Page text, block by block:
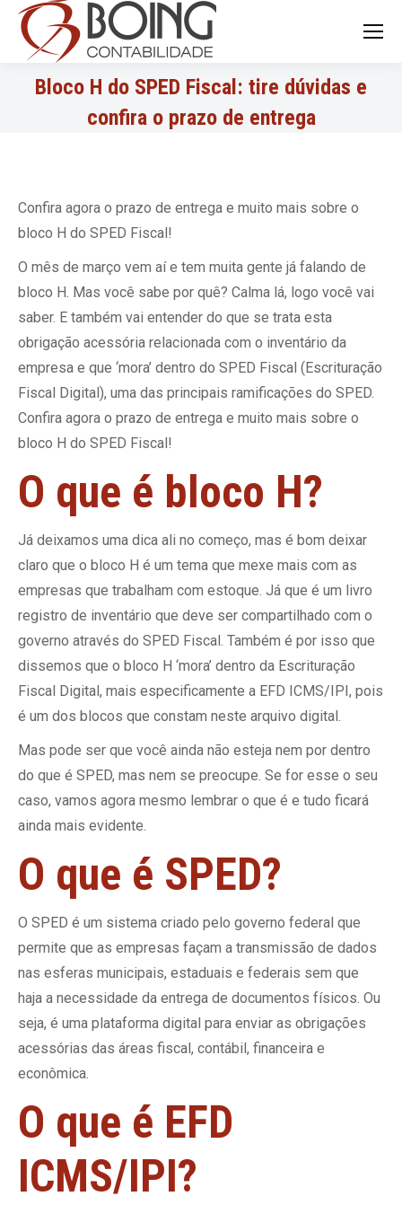
Search:
Bloco H do SPED Fiscal: tire dúvidas e
confira o prazo de entrega
Confira agora o prazo de entrega e muito mais sobre o
bloco H do SPED Fiscal!
O mês de março vem aí e tem muita gente já falando de
bloco H. Mas você sabe por quê? Calma lá, logo você vai
saber. E também vai entender do que se trata esta
obrigação acessória relacionada com o inventário da
empresa e que ‘mora’ dentro do SPED Fiscal (Escrituração
Fiscal Digital), uma das principais ramificações do SPED.
Confira agora o prazo de entrega e muito mais sobre o
bloco H do SPED Fiscal!
O que é bloco H?
Já deixamos uma dica ali no começo, mas é bom deixar
claro que o bloco H é um tema que mexe mais com as
empresas que trabalham com estoque. Já que é um livro
registro de inventário que deve ser compartilhado com o
governo através do SPED Fiscal. Também é por isso que
dissemos que o bloco H ‘mora’ dentro da Escrituração
Fiscal Digital, mais especificamente a EFD ICMS/IPI, pois
é um dos blocos que constam neste arquivo digital.
Mas pode ser que você ainda não esteja nem por dentro
do que é SPED, mas nem se preocupe. Se for esse o seu
caso, vamos agora mesmo lembrar o que é e tudo ficará
ainda mais evidente.
O que é SPED?
O SPED é um sistema criado pelo governo federal que
permite que as empresas façam a transmissão de dados
nas esferas municipais, estaduais e federais sem que
haja a necessidade da entrega de documentos físicos. Ou
seja, é uma plataforma digital para enviar as obrigações
acessórias das áreas fiscal, contábil, financeira e
econômica.
O que é EFD
ICMS/IPI?